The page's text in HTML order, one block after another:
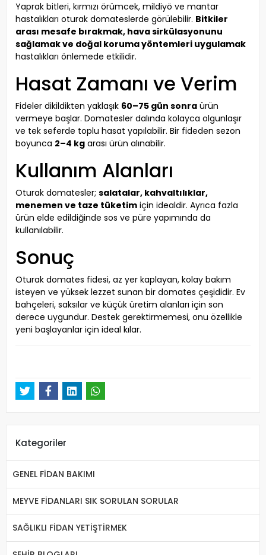
Yaprak bitleri, kırmızı örümcek, mildiyö ve mantar
hastalıkları oturak domateslerde görülebilir. Bitkiler
arası mesafe bırakmak, hava sirkülasyonunu
sağlamak ve doğal koruma yöntemleri uygulamak
hastalıkları önlemede etkilidir.
Hasat Zamanı ve Verim
Fideler dikildikten yaklaşık 60–75 gün sonra ürün
vermeye başlar. Domatesler dalında kolayca olgunlaşır
ve tek seferde toplu hasat yapılabilir. Bir fideden sezon
boyunca 2–4 kg arası ürün alınabilir.
Kullanım Alanları
Oturak domatesler; salatalar, kahvaltılıklar,
menemen ve taze tüketim için idealdir. Ayrıca fazla
ürün elde edildiğinde sos ve püre yapımında da
kullanılabilir.
Sonuç
Oturak domates fidesi, az yer kaplayan, kolay bakım
isteyen ve yüksek lezzet sunan bir domates çeşididir. Ev
bahçeleri, saksılar ve küçük üretim alanları için son
derece uygundur. Destek gerektirmemesi, onu özellikle
yeni başlayanlar için ideal kılar.
Kategoriler
GENEL FİDAN BAKIMI
MEYVE FİDANLARI SIK SORULAN SORULAR
SAĞLIKLI FİDAN YETİŞTİRMEK